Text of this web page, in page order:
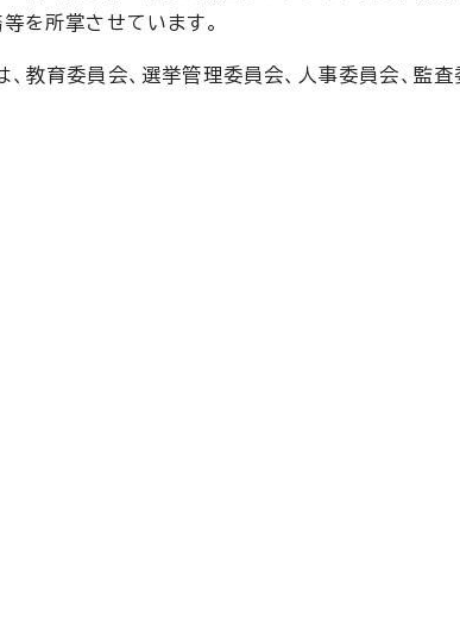
を所掌させています。
教育委員会、選挙管理委員会、人事委員会、監